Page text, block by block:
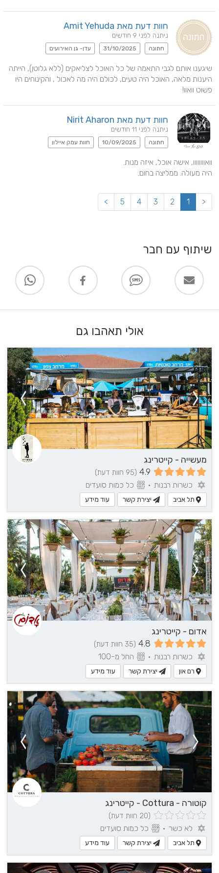
חוות דעת מאת Amit Yehuda
ניתנה לפני 9 חודשים
חתונה 31/10/2025 עדן- גן האירועים
פשוט וואוו!
חוות דעת מאת Nirit Aharon
ניתנה לפני 11 חודשים
חתונה 10/09/2025 חוות עמק איילון
היה מעולה. ממליצה בחום.
<
1
2
3
4
5
>
שיתוף עם חבר
אולי תאהבו גם
מעשייה - קייטרינג
4.9 (95 חוות דעת)
כשרות רבנות • כל כמות סועדים
תל אביב יצירת קשר עוד מידע
אדום - קייטרינג
4.8 (35 חוות דעת)
כשרות רבנות • החל מ-100
רם און יצירת קשר עוד מידע
קוטורה - Cottura - קייטרינג
(20 חוות דעת)
לא כשר • כל כמות סועדים
תל אביב יצירת קשר עוד מידע